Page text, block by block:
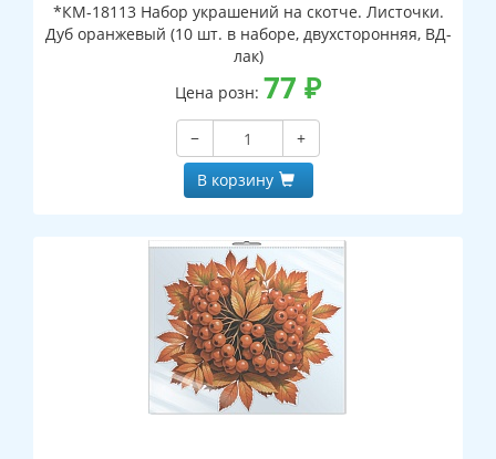
*КМ-18113 Набор украшений на скотче. Листочки.
Дуб оранжевый (10 шт. в наборе, двухсторонняя, ВД-
лак)
Цена розн: 77 ₽
−
+
В корзину